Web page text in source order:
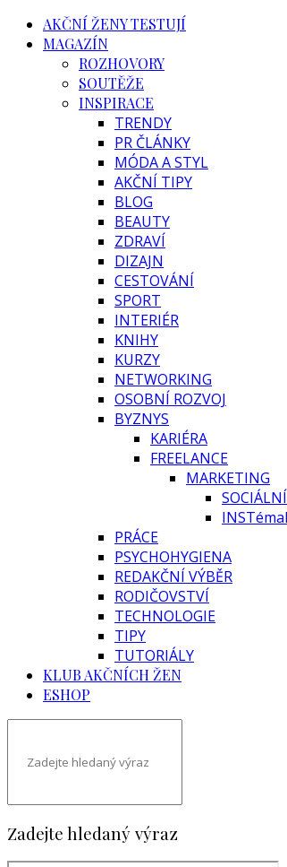
AKČNÍ ŽENY TESTUJÍ
MAGAZÍN
ROZHOVORY
SOUTĚŽE
INSPIRACE
TRENDY
PR ČLÁNKY
MÓDA A STYL
AKČNÍ TIPY
BLOG
BEAUTY
ZDRAVÍ
DIZAJN
CESTOVÁNÍ
SPORT
INTERIÉR
KNIHY
KURZY
NETWORKING
OSOBNÍ ROZVOJ
BYZNYS
KARIÉRA
FREELANCE
MARKETING
PRÁCE
PSYCHOHYGIENA
REDAKČNÍ VÝBĚR
RODIČOVSTVÍ
TECHNOLOGIE
TIPY
TUTORIÁLY
KLUB AKČNÍCH ŽEN
ESHOP
Zadejte hledaný výraz